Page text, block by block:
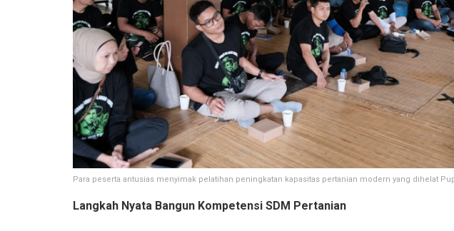
Para peserta antusias menyimak pelatihan peningkatan kapasitas pertanian modern yang dihelat
Langkah Nyata Bangun Kompetensi SDM Pertanian